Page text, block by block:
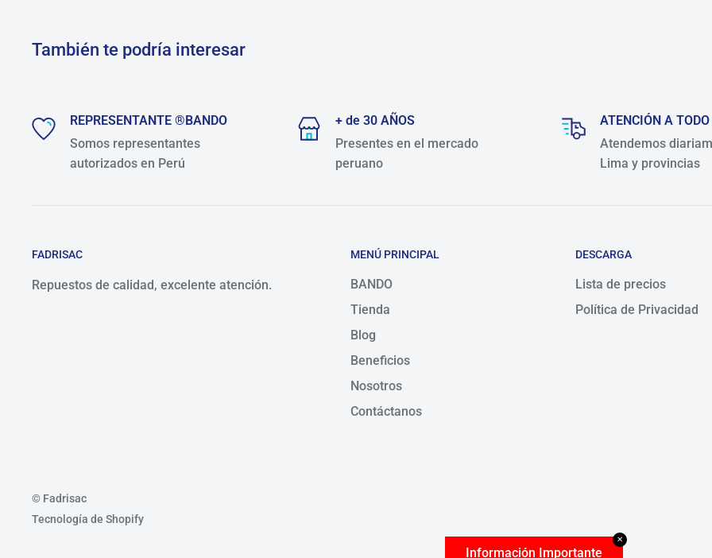
También te podría interesar
REPRESENTANTE ®BANDO
Somos representantes
autorizados en Perú
+ de 30 AÑOS
Presentes en el mercado
peruano
ATENCIÓN A TODO
Atendemos
Lima y provincias
FADRISAC
Repuestos de calidad, excelente atención.
MENÚ PRINCIPAL
BANDO
Tienda
Blog
Beneficios
Nosotros
Contáctanos
DESCARGA
Lista de precios
Política de Privacidad
© Fadrisac
Tecnología de Shopify
✕
Información Importante